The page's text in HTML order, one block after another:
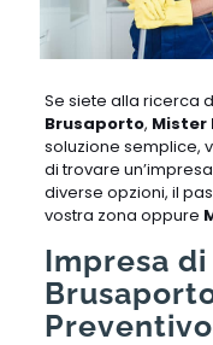
Se siete alla ricerca
Brusaporto, Mister
soluzione semplice,
di trovare
diverse opzioni, il
vostra zona oppure
Impresa